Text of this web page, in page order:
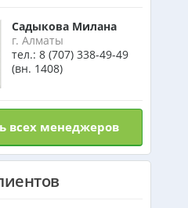
Садыкова Милана
г. Алматы
тел.: 8 (707) 338-49-49
(вн. 1408)
всех менеджеров